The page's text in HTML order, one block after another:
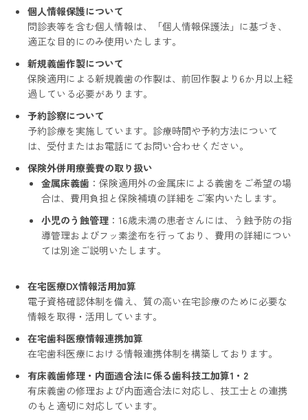
個人情報保護について
問診表等を含む個人情報は、「個人情報保護法」に基づき、
適正な目的にのみ使用いたします。
新規義歯作製について
保険適用による新規義歯の作製は、前回作製より6か月以上経
過している必要があります。
予約診察について
予約診療を実施しています。診療時間や予約方法について
は、受付またはお電話にてお問い合わせください。
保険外併用療養費の取り扱い
金属床義歯 ：保険適用外の金属床による義歯をご希望の場
合は、費用負担と保険補填の詳細をご案内いたします。
小児のう蝕管理 ：16歳未満の患者さんには、う蝕予防の指
導管理およびフッ素塗布を行っており、費用の詳細につい
ては別途ご説明いたします。
在宅医療DX情報活用加算
電子資格確認体制を備え、質の高い在宅診療のために必要な
情報を取得・活用しています。
在宅歯科医療情報連携加算
在宅歯科医療における情報連携体制を構築しております。
有床義歯修理・内面適合法に係る歯科技工加算1・2
有床義歯の修理および内面適合法に対応し、技工士との連携
のもと適切に対応しています。